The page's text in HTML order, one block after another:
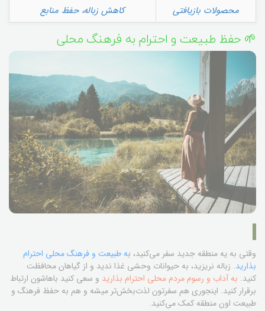
محصولات بازیافتی
کاهش زباله، حفظ منابع
🌱 حفظ طبیعت و احترام به فرهنگ محلی
وقتی به یه منطقه جدید سفر می‌کنید، به طبیعت و فرهنگ محلی احترام
بذارید. زباله نریزید، به حیوانات وحشی غذا ندید و از گیاهان محافظت
کنید. به آداب و رسوم مردم محلی احترام بذارید و سعی کنید باهاشون ارتباط
برقرار کنید. اینجوری هم سفرتون لذت‌بخش‌تر میشه و هم به حفظ فرهنگ و
طبیعت اون منطقه کمک می‌کنید.